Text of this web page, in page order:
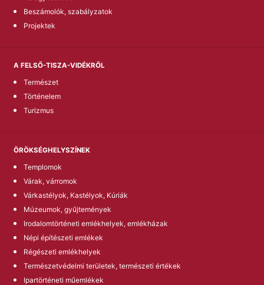
Beszámolók, szabályzatok
Projektek
A FELSŐ-TISZA-VIDÉKRŐL
Természet
Történelem
Turizmus
ÖRÖKSÉGHELYSZÍNEK
Templomok
Várak, várromok
Várkastélyok, Kastélyok, Kúriák
Múzeumok, gyűjtemények
Irodalomtörténeti emlékhelyek, emlékházak
Népi építészeti emlékek
Régészeti emlékhelyek
Természetvédelmi területek, természeti értékek
Ipartörténeti műemlékek